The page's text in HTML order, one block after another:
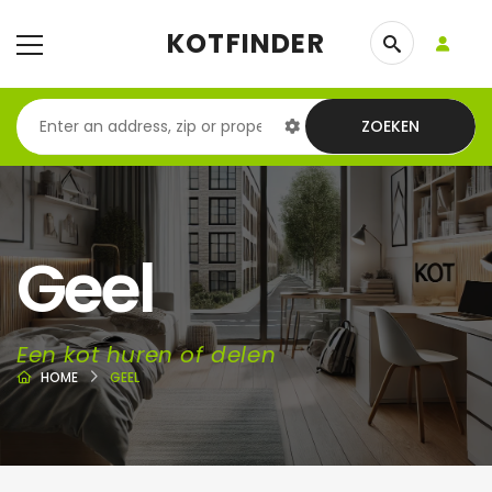
KOTFINDER
ZOEKEN
Geel
Een kot huren of delen
HOME GEEL